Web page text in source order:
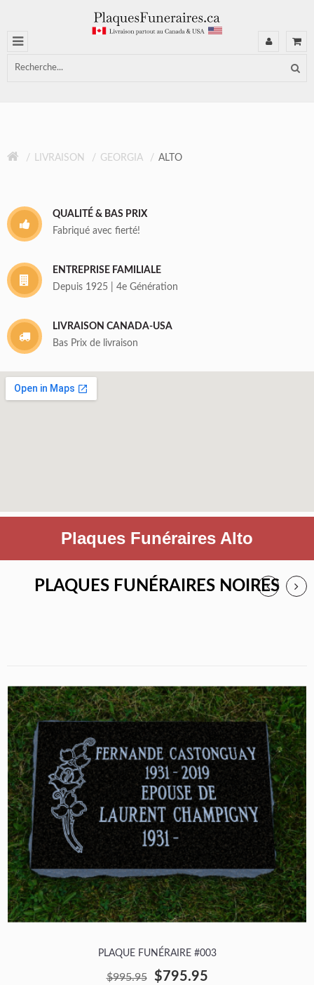
LIVRAISON GEORGIA ALTO
QUALITÉ & BAS PRIX
Fabriqué avec fierté!
ENTREPRISE FAMILIALE
Depuis 1925 | 4e Génération
LIVRAISON CANADA-USA
Bas Prix de livraison
Plaques Funéraires Alto
PLAQUES FUNÉRAIRES NOIRES
PLAQUE FUNÉRAIRE #003
$995.95 $795.95